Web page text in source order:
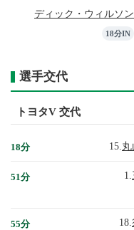
ディック・ウィルソン
18分IN
選手交代
トヨタV 交代
18分 15. 丸
51分 1.
55分 18.